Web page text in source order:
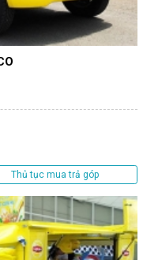
Thủ tục mua trả góp